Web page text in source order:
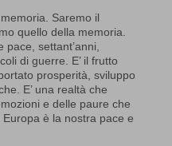
Saremo il
quello della memoria.
settant’anni,
di guerre. E’ il frutto
prosperità, sviluppo
E’ una realtà che
e delle paure che
è la nostra pace e